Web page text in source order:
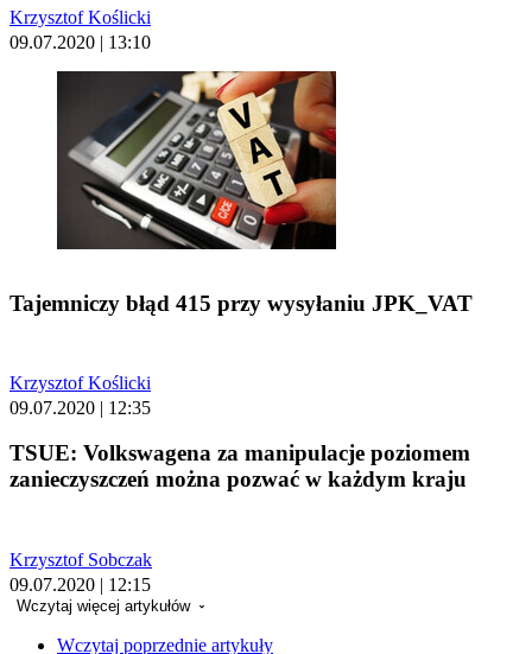
Krzysztof Koślicki
09.07.2020 | 13:10
Tajemniczy błąd 415 przy wysyłaniu JPK_VAT
Krzysztof Koślicki
09.07.2020 | 12:35
TSUE: Volkswagena za manipulacje poziomem
zanieczyszczeń można pozwać w każdym kraju
Krzysztof Sobczak
09.07.2020 | 12:15
Wczytaj więcej artykułów
Wczytaj poprzednie artykuły